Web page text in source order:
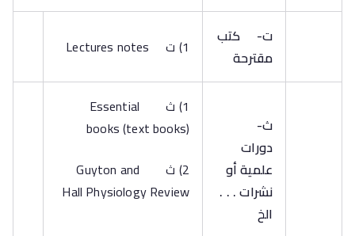
ت‌-كتب
مقترحة
1) ت Lectures notes
ث‌-
دورات
علمية أو
نشرات . . .
الخ
1) ث Essential
books (text books)
2) ث Guyton and
Hall Physiology Review